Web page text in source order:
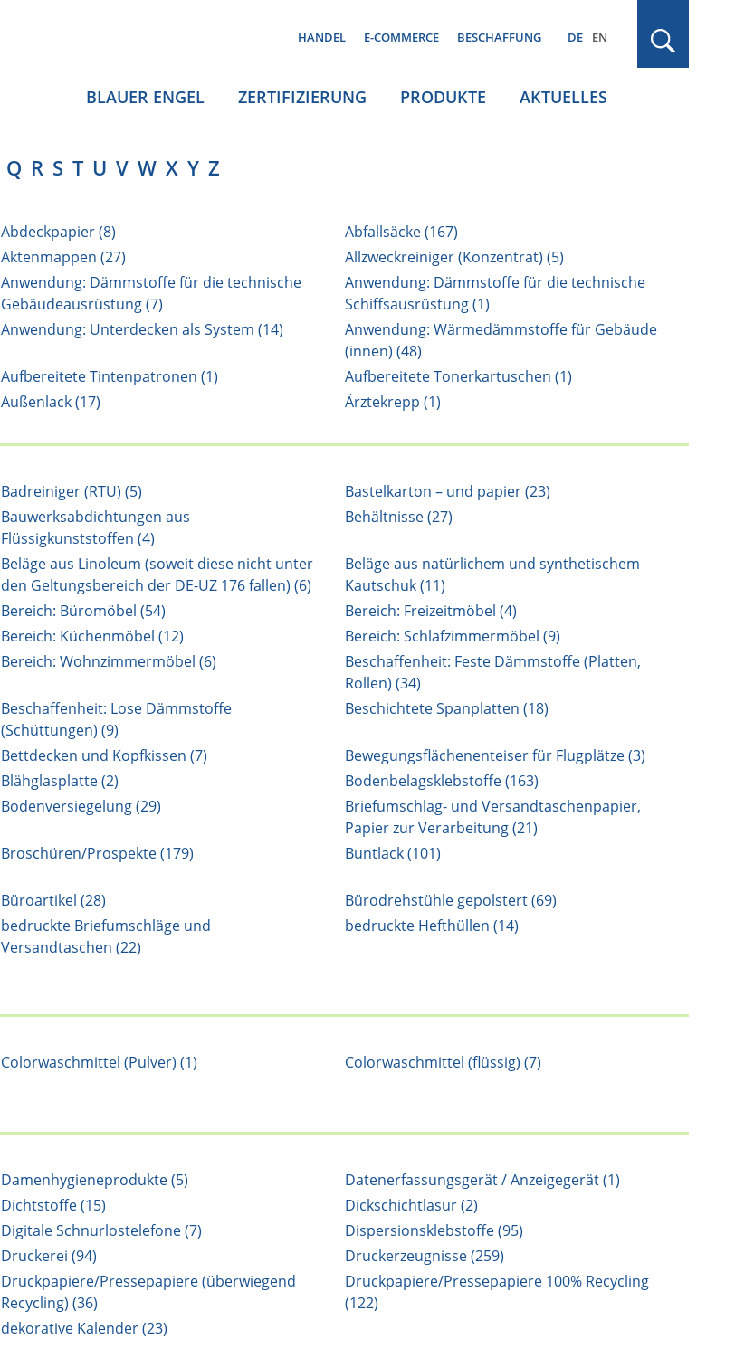
HANDEL E-COMMERCE BESCHAFFUNG DE EN
BLAUER ENGEL ZERTIFIZIERUNG PRODUKTE AKTUELLES
Q R S T U V W X Y Z
Abdeckpapier (8)
Abfallsäcke (167)
Aktenmappen (27)
Allzweckreiniger (Konzentrat) (5)
Anwendung: Dämmstoffe für die technische
Gebäudeausrüstung (7)
Anwendung: Dämmstoffe für die technische
Schiffsausrüstung (1)
Anwendung: Unterdecken als System (14)
Anwendung: Wärmedämmstoffe für Gebäude
(innen) (48)
Aufbereitete Tintenpatronen (1)
Aufbereitete Tonerkartuschen (1)
Außenlack (17) Ärztekrepp (1)
Badreiniger (RTU) (5)
Bastelkarton – und papier (23)
Bauwerksabdichtungen aus
Flüssigkunststoffen (4)
Behältnisse (27)
Beläge aus Linoleum (soweit diese nicht unter
den Geltungsbereich der DE-UZ 176 fallen) (6)
Beläge aus natürlichem und synthetischem
Kautschuk (11)
Bereich: Büromöbel (54)
Bereich: Freizeitmöbel (4)
Bereich: Küchenmöbel (12)
Bereich: Schlafzimmermöbel (9)
Bereich: Wohnzimmermöbel (6)
Beschaffenheit: Feste Dämmstoffe (Platten,
Rollen) (34)
Beschaffenheit: Lose Dämmstoffe
(Schüttungen) (9)
Beschichtete Spanplatten (18)
Bettdecken und Kopfkissen (7)
Bewegungsflächenenteiser für Flugplätze (3)
Blähglasplatte (2)
Bodenbelagsklebstoffe (163)
Bodenversiegelung (29)
Briefumschlag- und Versandtaschenpapier,
Papier zur Verarbeitung (21)
Broschüren/Prospekte (179) Buntlack (101)
Büroartikel (28)
Bürodrehstühle gepolstert (69)
bedruckte Briefumschläge und
Versandtaschen (22)
bedruckte Hefthüllen (14)
Colorwaschmittel (Pulver) (1) Colorwaschmittel (flüssig) (7)
Damenhygieneprodukte (5)
Datenerfassungsgerät / Anzeigegerät (1)
Dichtstoffe (15)
Dickschichtlasur (2)
Digitale Schnurlostelefone (7)
Dispersionsklebstoffe (95)
Druckerei (94)
Druckerzeugnisse (259)
Druckpapiere/Pressepapiere (überwiegend
Recycling) (36)
Druckpapiere/Pressepapiere 100% Recycling
(122)
dekorative Kalender (23)